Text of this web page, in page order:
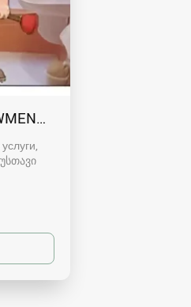
RUSTAVSHI -